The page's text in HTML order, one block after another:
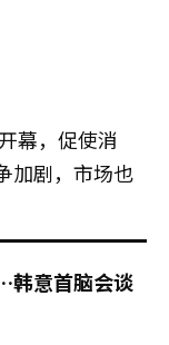
幕，促使消
加剧，市场也
韩意首脑会谈